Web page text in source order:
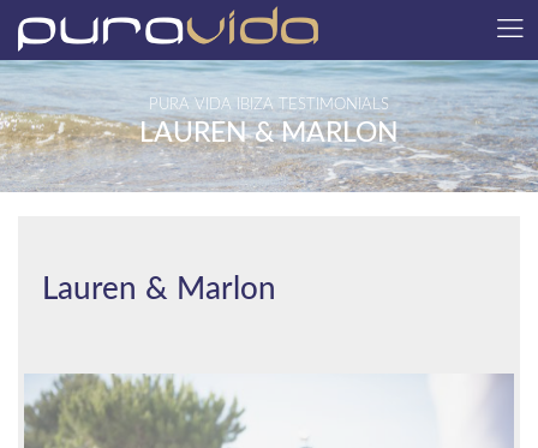
PURA VIDA IBIZA TESTIMONIALS
LAUREN & MARLON
Lauren & Marlon